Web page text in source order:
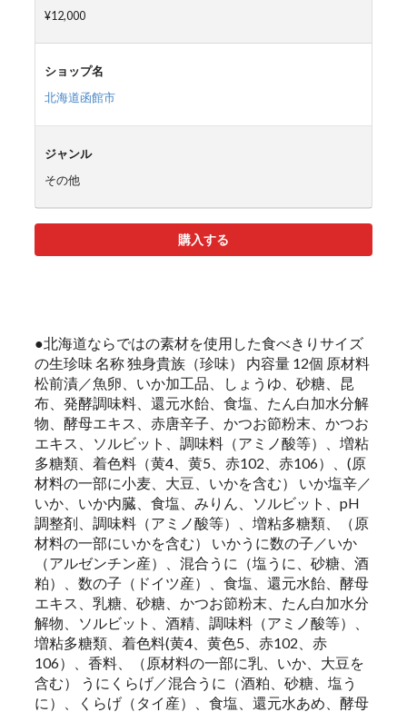
¥12,000
ショップ名
北海道函館市
ジャンル
その他
購入する
●北海道ならではの素材を使用した食べきりサイズ
の生珍味 名称 独身貴族（珍味） 内容量 12個 原材料
松前漬／魚卵、いか加工品、しょうゆ、砂糖、昆
布、発酵調味料、還元水飴、食塩、たん白加水分解
物、酵母エキス、赤唐辛子、かつお節粉末、かつお
エキス、ソルビット、調味料（アミノ酸等）、増粘
多糖類、着色料（黄4、黄5、赤102、赤106）、(原
材料の一部に小麦、大豆、いかを含む） いか塩辛／
いか、いか内臓、食塩、みりん、ソルビット、pH
調整剤、調味料（アミノ酸等）、増粘多糖類、（原
材料の一部にいかを含む） いかうに数の子／いか
（アルゼンチン産）、混合うに（塩うに、砂糖、酒
粕）、数の子（ドイツ産）、食塩、還元水飴、酵母
エキス、乳糖、砂糖、かつお節粉末、たん白加水分
解物、ソルビット、酒精、調味料（アミノ酸等）、
増粘多糖類、着色料(黄4、黄色5、赤102、赤
106）、香料、（原材料の一部に乳、いか、大豆を
含む） うにくらげ／混合うに（酒粕、砂糖、塩う
に）、くらげ（タイ産）、食塩、還元水あめ、酵母